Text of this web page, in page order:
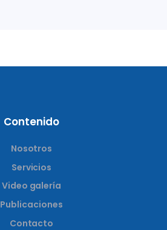
Contenido
Nosotros
Servicios
Video galería
Publicaciones
Contacto